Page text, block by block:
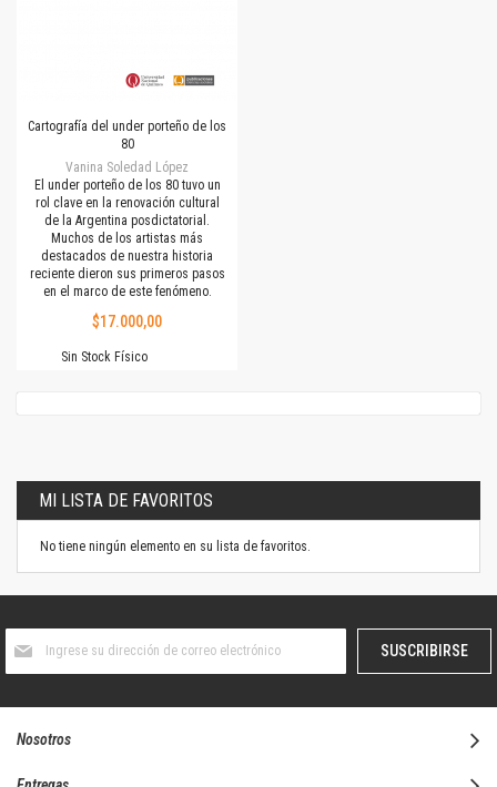
Cartografía del under porteño de los
80
Vanina Soledad López
El under porteño de los 80 tuvo un
rol clave en la renovación cultural
de la Argentina posdictatorial.
Muchos de los artistas más
destacados de nuestra historia
reciente dieron sus primeros pasos
en el marco de este fenómeno.
$17.000,00
Sin Stock Físico
MI LISTA DE FAVORITOS
No tiene ningún elemento en su lista de favoritos.
boletín
SUSCRIBIRSE
Nosotros